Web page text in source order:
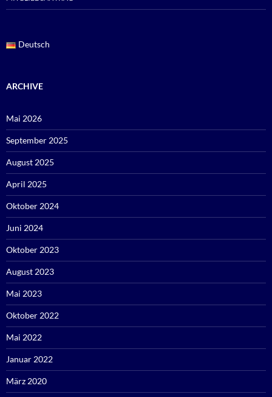
Deutsch
ARCHIVE
Mai 2026
September 2025
August 2025
April 2025
Oktober 2024
Juni 2024
Oktober 2023
August 2023
Mai 2023
Oktober 2022
Mai 2022
Januar 2022
März 2020